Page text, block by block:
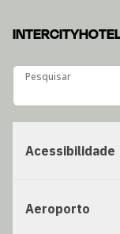
Pesquisar
Pesquisar
Acessibilidade
Aeroporto